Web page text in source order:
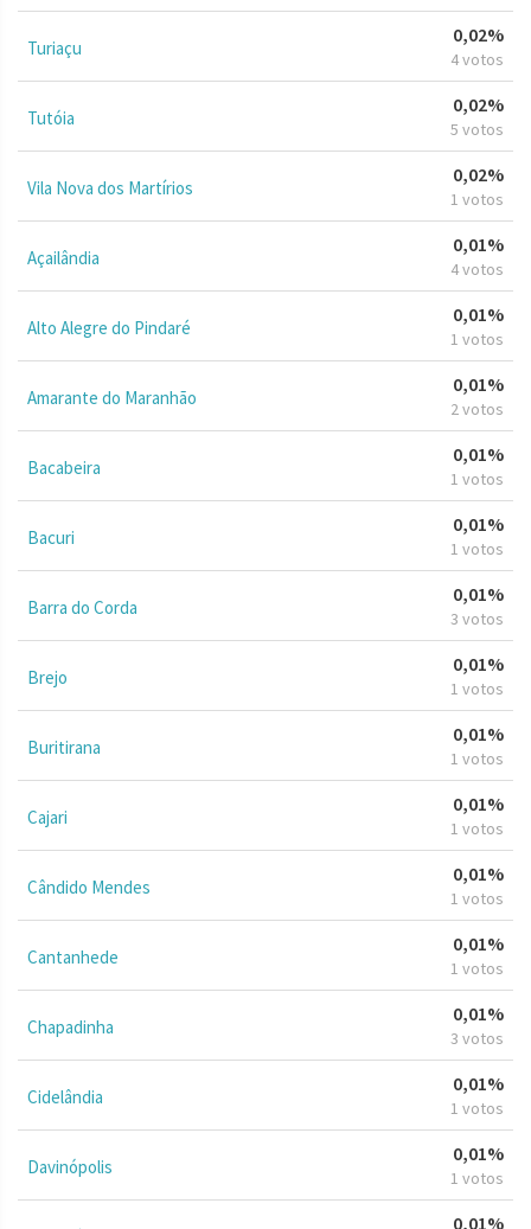
Turiaçu
0,02%
4 votos
Tutóia
0,02%
5 votos
Vila Nova dos Martírios
0,02%
1 votos
Açailândia
0,01%
4 votos
Alto Alegre do Pindaré
0,01%
1 votos
Amarante do Maranhão
0,01%
2 votos
Bacabeira
0,01%
1 votos
Bacuri
0,01%
1 votos
Barra do Corda
0,01%
3 votos
Brejo
0,01%
1 votos
Buritirana
0,01%
1 votos
Cajari
0,01%
1 votos
Cândido Mendes
0,01%
1 votos
Cantanhede
0,01%
1 votos
Chapadinha
0,01%
3 votos
Cidelândia
0,01%
1 votos
Davinópolis
0,01%
1 votos
0,01%